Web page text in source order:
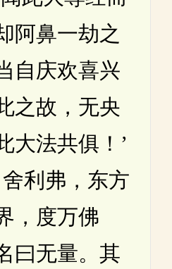
阿鼻一劫之
自庆欢喜兴
之故，无央
大法共俱！’
利弗，东方
，度万佛
曰无量。其